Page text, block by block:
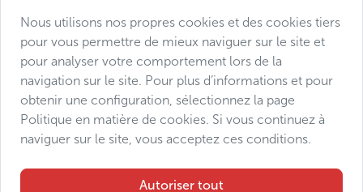
Conditions de vente
Protection des données
Déclaration d’accessibilité
Manage consent
Nous utilisons nos propres cookies et des cookies tiers
pour vous permettre de mieux naviguer sur le site et
pour analyser votre comportement lors de la
navigation sur le site. Pour plus d’informations et pour
obtenir une configuration, sélectionnez la page
Politique en matière de cookies. Si vous continuez à
naviguer sur le site, vous acceptez ces conditions.
Autoriser tout